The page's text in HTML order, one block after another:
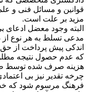
قوانین و مسائل فنی و
مزید بر علت است.
البته وجود معضل ادعای
مدعی تسلط به هر نوع
اندکی پیش پرداخت از حق
که عدم حصول نتیجه
هزینه صرف شده توسط
چرخه تقدیر نیز بی
فرهنگ مرسوم شود که